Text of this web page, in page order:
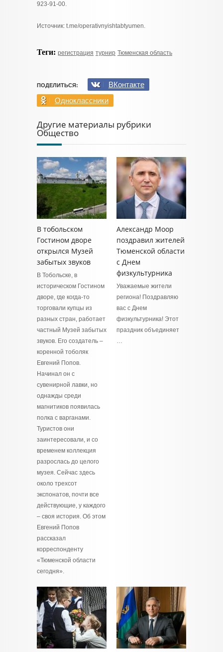
923-91-00.
Источник: t.me/operativnyishtabtyumen.
Теги: регистрация турнир Тюменская область
ПОДЕЛИТЬСЯ:
ВКонтакте
Одноклассники
Другие материалы рубрики
Общество
В тобольском
Гостином дворе
открылся Музей
забытых звуков
В Тобольске, в
историческом Гостином
дворе, где когда-то
торговали купцы из
разных стран, работает
частный Музей забытых
звуков. Его создатель –
коренной тоболяк
Евгений Попов.
Начинал он с
сувенирной лавки, но
однажды среди
магнитиков появилась
полка с варганами.
Туристов они
заинтересовали, и со
временем коллекция
разрослась до целого
музея. Сейчас здесь
около трехсот
экспонатов, почти все
действующие, у каждого
– своя история. Об этом
Евгений Попов
рассказал
корреспонденту
«Тюменской области
сегодня».
Александр Моор
поздравил жителей
Тюменской области
с Днем
физкультурника
Уважаемые жители
региона! Поздравляю
вас с Днем
физкультурника! Этот
праздник объединяет
…